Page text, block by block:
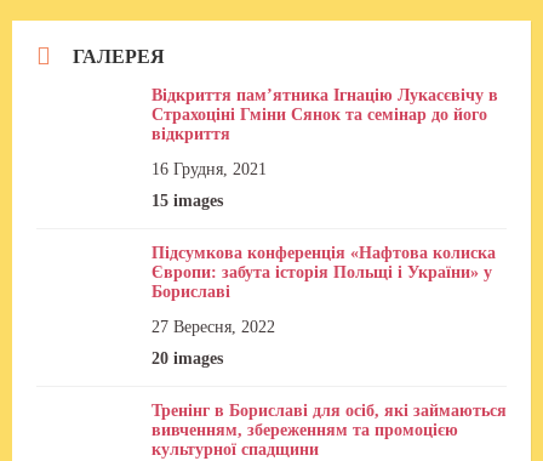
ГАЛЕРЕЯ
Відкриття пам’ятника Ігнацію Лукасєвічу в
Страхоціні Гміни Сянок та семінар до його
відкриття
16 Грудня, 2021
15 images
Підсумкова конференція «Нафтова колиска
Європи: забута історія Польщі і України» у
Бориславі
27 Вересня, 2022
20 images
Тренінг в Бориславі для осіб, які займаються
вивченням, збереженням та промоцією
культурної спадщини